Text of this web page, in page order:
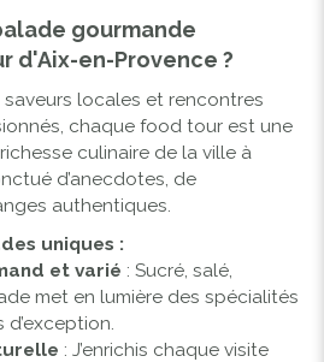
gourmande
d'Aix-en-Provence ?
locales et rencontres
chaque food tour est une
culinaire de la ville à
d’anecdotes, de
authentiques.
uniques :
et varié : Sucré, salé,
met en lumière des spécialités
: J’enrichis chaque visite